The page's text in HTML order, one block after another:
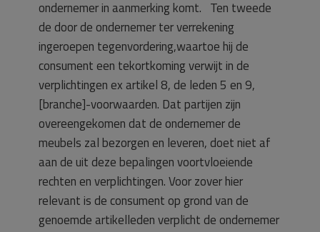
ondernemer in aanmerking komt. Ten tweede
de door de ondernemer ter verrekening
ingeroepen tegenvordering,waartoe hij de
consument een tekortkoming verwijt in de
verplichtingen ex artikel 8, de leden 5 en 9,
[branche]-voorwaarden. Dat partijen zijn
overeengekomen dat de ondernemer de
meubels zal bezorgen en leveren, doet niet af
aan de uit deze bepalingen voortvloeiende
rechten en verplichtingen. Voor zover hier
relevant is de consument op grond van de
genoemde artikelleden verplicht de ondernemer